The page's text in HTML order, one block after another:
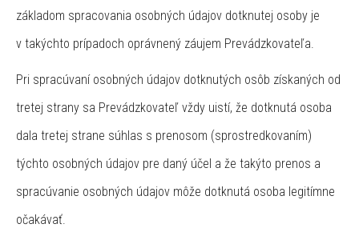
základom spracovania osobných údajov dotknutej osoby je
v takýchto prípadoch oprávnený záujem Prevádzkovateľa.
Pri spracúvaní osobných údajov dotknutých osôb získaných od
tretej strany sa Prevádzkovateľ vždy uistí, že dotknutá osoba
dala tretej strane súhlas s prenosom (sprostredkovaním)
týchto osobných údajov pre daný účel a že takýto prenos a
spracúvanie osobných údajov môže dotknutá osoba legitímne
očakávať.